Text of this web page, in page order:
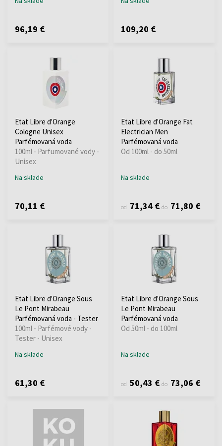
96,19 € 109,20 €
Etat Libre d'Orange
Cologne Unisex
Parfémovaná voda
100ml - Parfumované vody -
Unisex
Na sklade
70,11 €
Etat Libre d'Orange Fat
Electrician Men
Parfémovaná voda
Od 100ml - do 50ml
Na sklade
od 71,34 € do 71,80 €
Etat Libre d'Orange Sous
Le Pont Mirabeau
Parfémovaná voda - Tester
100ml - Parfémové vody -
Tester - Unisex
Na sklade
61,30 €
Etat Libre d'Orange Sous
Le Pont Mirabeau
Parfémovaná voda
Od 50ml - do 100ml
Na sklade
od 50,43 € do 73,06 €